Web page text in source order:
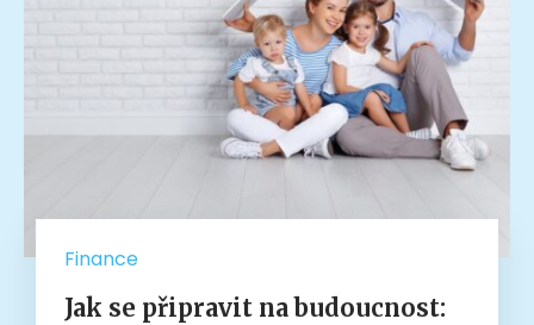
Finance
Jak se připravit na budoucnost: